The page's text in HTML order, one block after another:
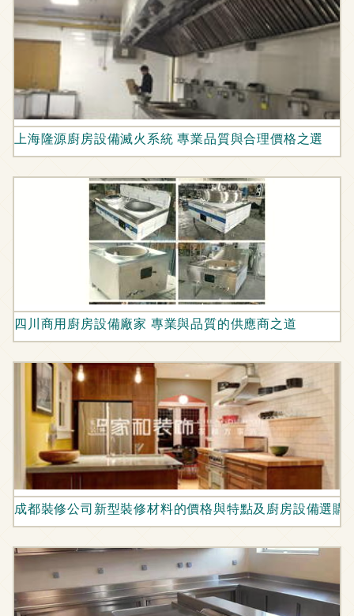
上海隆源廚房設備滅火系統 專業品質與合理價格之選
四川商用廚房設備廠家 專業與品質的供應商之道
成都裝修公司新型裝修材料的價格與特點及廚房設備選購